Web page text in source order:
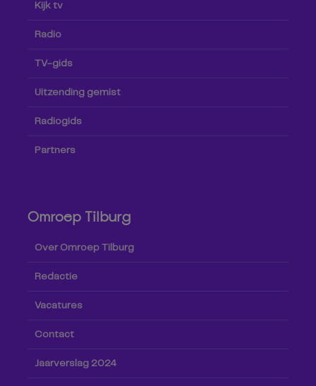
Kijk tv
Radio
TV-gids
Uitzending gemist
Radiogids
Partners
Omroep Tilburg
Over Omroep Tilburg
Redactie
Vacatures
Contact
Jaarverslag 2024